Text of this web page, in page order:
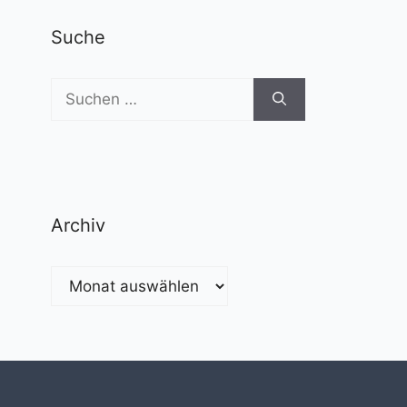
Suche
nach:
Archiv
Archiv